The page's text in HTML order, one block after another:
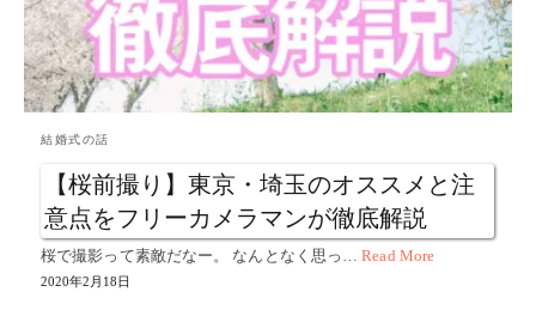
結婚式の話
【桜前撮り】東京・埼玉のオススメと注
意点をフリーカメラマンが徹底解説
桜で撮影って素敵だなー。 なんとなく思っ…Read More
2020年2月18日